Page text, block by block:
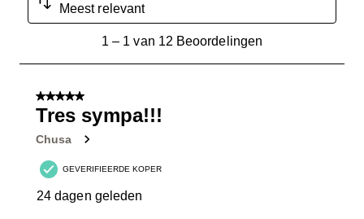
Meest relevant
van
Beoordelingen.
1 – 1 van 12 Beoordelingen
5 van 5 sterren.
Tres sympa!!!
Chusa
GEVERIFIEERDE KOPER
24 dagen geleden